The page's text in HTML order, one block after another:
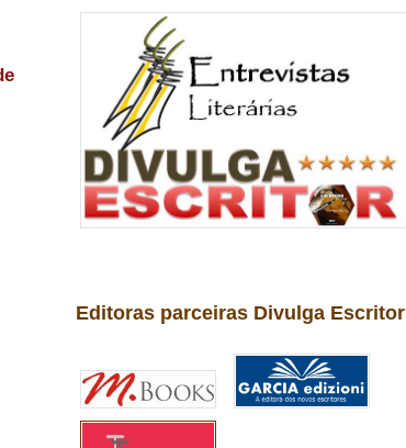
Editoras parceiras Divulga Escritor